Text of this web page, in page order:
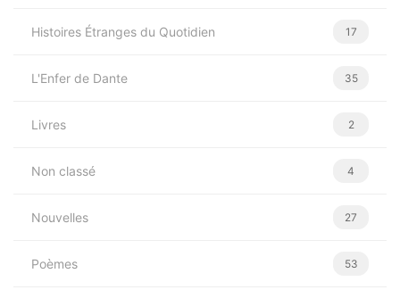
Histoires Étranges du Quotidien 17
L'Enfer de Dante 35
Livres 2
Non classé 4
Nouvelles 27
Poèmes 53